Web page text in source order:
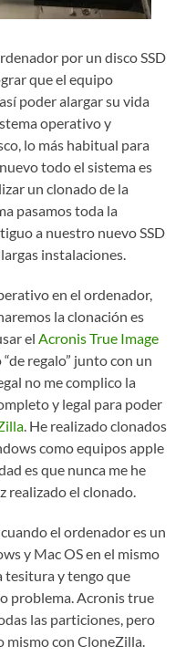
por un disco SSD
que el equipo
poder alargar su vida
operativo y
lo más habitual para
todo el sistema es
un clonado de la
pasamos toda la
a nuestro nuevo SSD
instalaciones.
en el ordenador,
la clonación es
el Acronis True Image
regalo” junto con un
no me complico la
y legal para poder
. He realizado clonados
como equipos apple
es que nunca me he
realizado el clonado.
el ordenador es un
y Mac OS en el mismo
tesitura y tengo que
problema. Acronis true
las particiones, pero
mismo con CloneZilla.